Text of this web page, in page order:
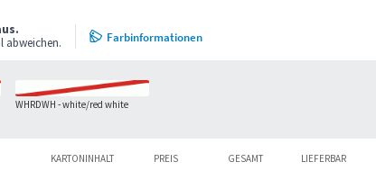
WHRDWH - white/red white
abweichen.
Farbinformationen
KARTONINHALT PREIS GESAMT LIEFERBAR